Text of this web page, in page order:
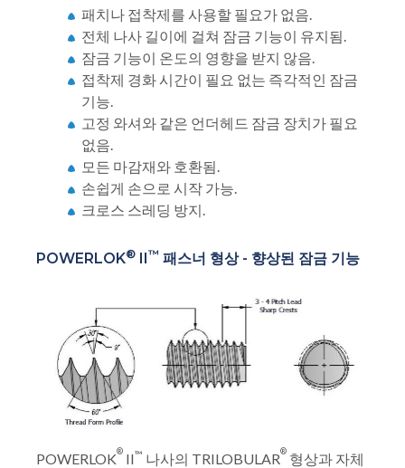
패치나 접착제를 사용할 필요가 없음.
전체 나사 길이에 걸쳐 잠금 기능이 유지됨.
잠금 기능이 온도의 영향을 받지 않음.
접착제 경화 시간이 필요 없는 즉각적인 잠금
기능.
고정 와셔와 같은 언더헤드 잠금 장치가 필요
없음.
모든 마감재와 호환됨.
손쉽게 손으로 시작 가능.
크로스 스레딩 방지.
POWERLOK® ™ 패스너 형상 - 향상된 잠금 기능
POWERLOK® II™ 나사의 TRILOBULAR® 형상과 자체